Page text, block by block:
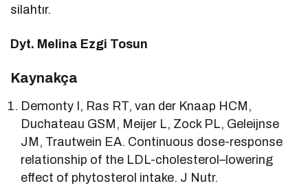
silahtır.
Dyt. Melina Ezgi Tosun
Kaynakça
Demonty I, Ras RT, van der Knaap HCM,
Duchateau GSM, Meijer L, Zock PL, Geleijnse
JM, Trautwein EA. Continuous dose-response
relationship of the LDL-cholesterol–lowering
effect of phytosterol intake. J Nutr.